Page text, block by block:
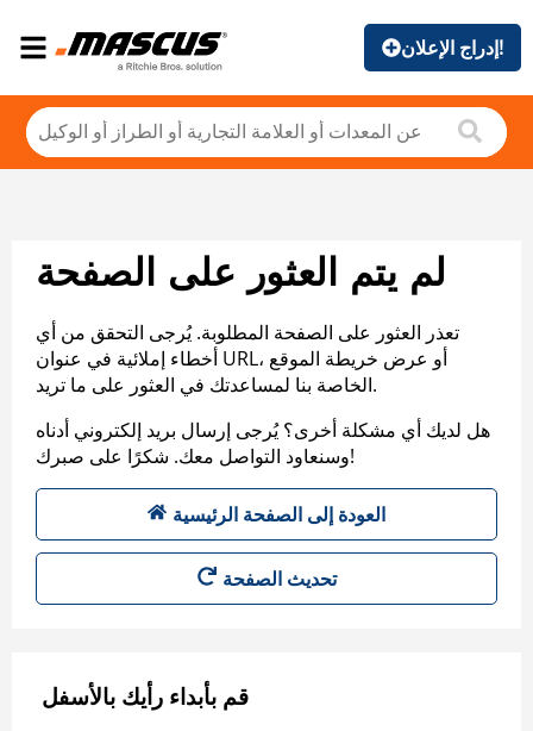
إدراج الإعلان!
لم يتم العثور على الصفحة
تعذر العثور على الصفحة المطلوبة. يُرجى التحقق من أي
أخطاء إملائية في عنوان URL، أو عرض خريطة الموقع
الخاصة بنا لمساعدتك في العثور على ما تريد.
هل لديك أي مشكلة أخرى؟ يُرجى إرسال بريد إلكتروني أدناه
وسنعاود التواصل معك. شكرًا على صبرك!
العودة إلى الصفحة الرئيسية
تحديث الصفحة
قم بأبداء رأيك بالأسفل